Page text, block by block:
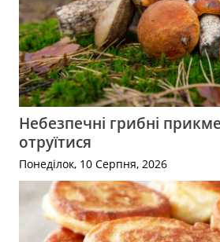
Небезпечні грибні
отруїтися
Понеділок, 10 Серпня, 2026